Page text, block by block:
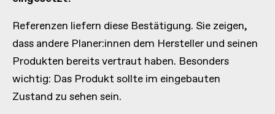
Referenzen liefern diese Bestätigung. Sie zeigen,
dass andere Planer:innen dem Hersteller und seinen
Produkten bereits vertraut haben. Besonders
wichtig: Das Produkt sollte im eingebauten
Zustand zu sehen sein.